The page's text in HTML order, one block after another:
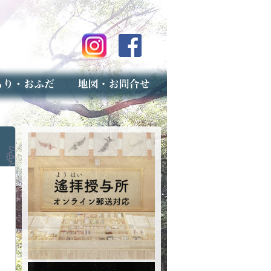
ご案内
げ（古いお守りのお取り扱い）
マップ
用フォーム（事前受付）